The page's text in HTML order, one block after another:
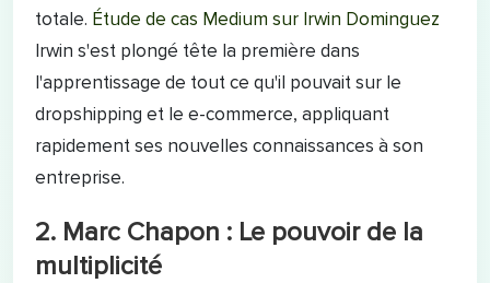
totale. Étude de cas Medium sur Irwin Dominguez
Irwin s'est plongé tête la première dans
l'apprentissage de tout ce qu'il pouvait sur le
dropshipping et le e-commerce, appliquant
rapidement ses nouvelles connaissances à son
entreprise.
2. Marc Chapon : Le pouvoir de la
multiplicité